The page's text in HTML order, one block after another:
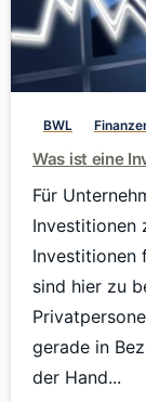
BWL
Was ist eine
Für
Investitionen
Investitionen
sind hier zu
gerade in
der Hand...